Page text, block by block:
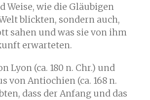
Weise, wie die Gläubigen
blickten, sondern auch,
sahen und was sie von ihm
erwarteten.
Lyon (ca. 180 n. Chr.) und
von Antiochien (ca. 168 n.
dass der Anfang und das